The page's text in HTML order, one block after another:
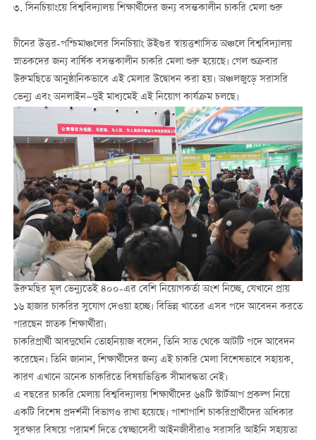
৩. সিনচিয়াংয়ে বিশ্ববিদ্যালয় শিক্ষার্থীদের জন্য বসন্তকালীন চাকরি মেলা শুরু
চীনের উত্তর-পশ্চিমাঞ্চলের সিনচিয়াং উইগুর স্বায়ত্তশাসিত অঞ্চলে বিশ্ববিদ্যালয়
স্নাতকদের জন্য বার্ষিক বসন্তকালীন চাকরি মেলা শুরু হয়েছে। গেল শুক্রবার
উরুমছিতে আনুষ্ঠানিকভাবে এই মেলার উদ্বোধন করা হয়। অঞ্চলজুড়ে সরাসরি
ভেন্যু এবং অনলাইন—দুই মাধ্যমেই এই নিয়োগ কার্যক্রম চলছে।
উরুমছির মূল ভেন্যুতেই ৪০০-এর বেশি নিয়োগকর্তা অংশ নিচ্ছে, যেখানে প্রায়
১৬ হাজার চাকরির সুযোগ দেওয়া হচ্ছে। বিভিন্ন খাতের এসব পদে আবেদন করতে
পারছেন স্নাতক শিক্ষার্থীরা।
চাকরিপ্রার্থী আবদুঘেনি তোহনিয়াজ বলেন, তিনি সাত থেকে আটটি পদে আবেদন
করেছেন। তিনি জানান, শিক্ষার্থীদের জন্য এই চাকরি মেলা বিশেষভাবে সহায়ক,
কারণ এখানে অনেক চাকরিতে বিষয়ভিত্তিক সীমাবদ্ধতা নেই।
এ বছরের চাকরি মেলায় বিশ্ববিদ্যালয় শিক্ষার্থীদের ৬৪টি স্টার্টআপ প্রকল্প নিয়ে
একটি বিশেষ প্রদর্শনী বিভাগও রাখা হয়েছে। পাশাপাশি চাকরিপ্রার্থীদের অধিকার
সুরক্ষার বিষয়ে পরামর্শ দিতে স্বেচ্ছাসেবী আইনজীবীরাও সরাসরি আইনি সহায়তা